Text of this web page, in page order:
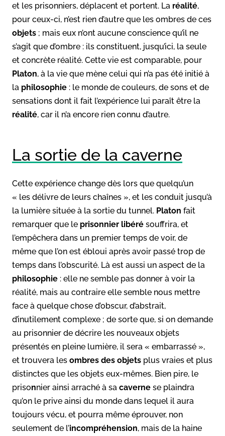
et les prisonniers, déplacent et portent. La réalité,
pour ceux-ci, n’est rien d’autre que les ombres de ces
objets ; mais eux n’ont aucune conscience qu’il ne
s’agit que d’ombre : ils constituent, jusqu’ici, la seule
et concrète réalité. Cette vie est comparable, pour
Platon, à la vie que mène celui qui n’a pas été initié à
la philosophie : le monde de couleurs, de sons et de
sensations dont il fait l’expérience lui paraît être la
réalité, car il n’a encore rien connu d’autre.
La sortie de la caverne
Cette expérience change dès lors que quelqu’un
« les délivre de leurs chaînes », et les conduit jusqu’à
la lumière située à la sortie du tunnel. Platon fait
remarquer que le prisonnier libéré souffrira, et
l’empêchera dans un premier temps de voir, de
même que l’on est ébloui après avoir passé trop de
temps dans l’obscurité. Là est aussi un aspect de la
philosophie : elle ne semble pas donner à voir la
réalité, mais au contraire elle semble nous mettre
face à quelque chose d’obscur, d’abstrait,
d’inutilement complexe ; de sorte que, si on demande
au prisonnier de décrire les nouveaux objets
présentés en pleine lumière, il sera « embarrassé »,
et trouvera les ombres des objets plus vraies et plus
distinctes que les objets eux-mêmes. Bien pire, le
prisonnier ainsi arraché à sa caverne se plaindra
qu’on le prive ainsi du monde dans lequel il aura
toujours vécu, et pourra même éprouver, non
seulement de l’incompréhension, mais de la haine